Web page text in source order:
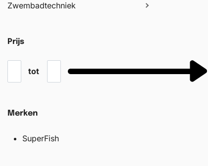
Zwembadtechniek
Prijs
tot
Merken
SuperFish